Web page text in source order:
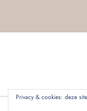
Privacy & cookies: deze